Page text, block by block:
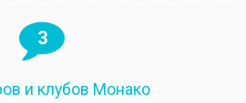
3
и клубов Монако